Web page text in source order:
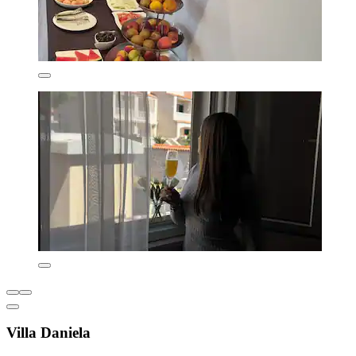
Villa Daniela